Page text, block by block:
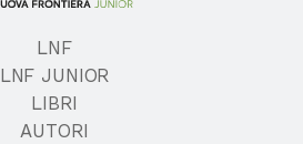
LNF
LNF JUNIOR
LIBRI
AUTORI